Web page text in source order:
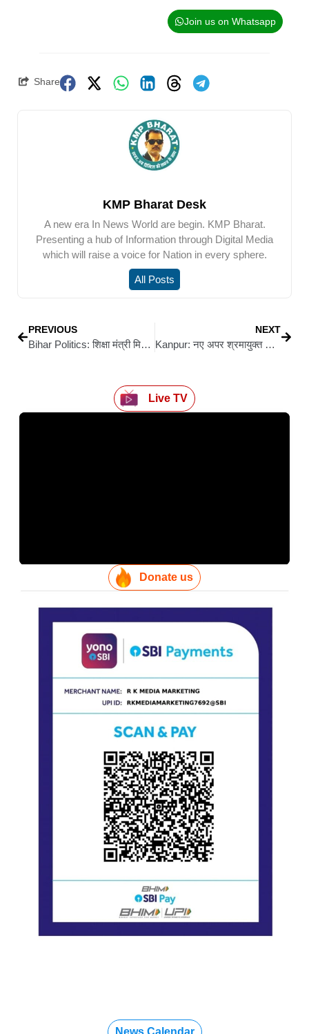
Join us on Whatsapp
Share
KMP Bharat Desk
A new era In News World are begin. KMP Bharat.
Presenting a hub of Information through Digital Media
which will raise a voice for Nation in every sphere.
All Posts
PREVIOUS
Bihar Politics: शिक्षा मंत्री मिथिलेश तिवारी से मिले भाजपा किसान मोर्चा के जिला उपाध्यक्ष डॉ. शिवनाथ कुशवाहा
NEXT
Kanpur: नए अपर श्रमायुक्त शमीम अहमद का हिंद मजदूर सभा ने किया स्वागत
Live TV
Donate us
News Calendar